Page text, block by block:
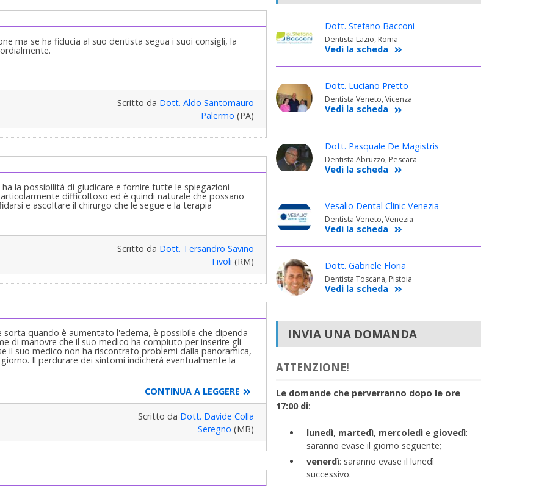
ma se ha fiducia al suo dentista segua i suoi consigli, la
Scritto da Dott. Aldo Santomauro
Palermo (PA)
la possibilità di giudicare e fornire tutte le spiegazioni
difficoltoso ed è quindi naturale che possano
e ascoltare il chirurgo che le segue e la terapia
Scritto da Dott. Tersandro Savino
Tivoli (RM)
sorta quando è aumentato l'edema, è possibile che dipenda
di manovre che il suo medico ha compiuto per inserire gli
il suo medico non ha riscontrato problemi dalla panoramica,
Il perdurare dei sintomi indicherà eventualmente la
CONTINUA A LEGGERE
Scritto da Dott. Davide Colla
Seregno (MB)
Dott. Stefano Bacconi
Dentista Lazio, Roma
Vedi la scheda
Dott. Luciano Pretto
Dentista Veneto, Vicenza
Vedi la scheda
Dott. Pasquale De Magistris
Dentista Abruzzo, Pescara
Vedi la scheda
Vesalio Dental Clinic Venezia
Dentista Veneto, Venezia
Vedi la scheda
Dott. Gabriele Floria
Dentista Toscana, Pistoia
Vedi la scheda
INVIA UNA DOMANDA
ATTENZIONE!
Le domande che perverranno dopo le ore
17:00 di:
lunedì, martedì, mercoledì e giovedì:
saranno evase il giorno seguente;
venerdì: saranno evase il lunedì
successivo.